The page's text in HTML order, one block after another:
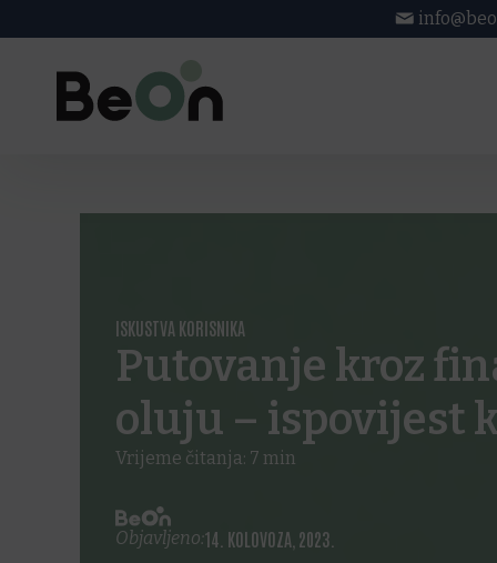
ISKUSTVA KORISNIKA
Putovanje kroz
oluju – ispovijest
Vrijeme čitanja: 7 min
Objavljeno:14. KOLOVOZA, 2023.